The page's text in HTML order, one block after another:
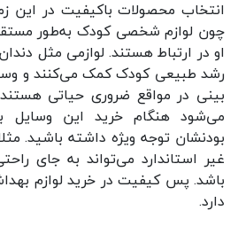
انتخاب محصولات باکیفیت در این
چون لوازم شخصی کودک به‌طور
او در ارتباط هستند. لوازمی مثل
رشد طبیعی کودک کمک می‌کنند و
بینی در مواقع ضروری حیاتی
می‌شود هنگام خرید این وسایل
بودنشان توجه ویژه داشته باشید.
غیر استاندارد می‌تواند به جای
باشد. پس کیفیت در خرید لوازم
دارد.